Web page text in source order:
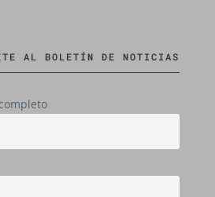
AL BOLETÍN DE NOTICIAS